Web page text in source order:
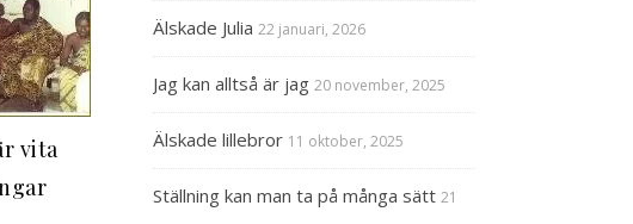
vita
Älskade Julia 22 januari, 2026
Jag kan alltså är jag 20 november, 2025
Älskade lillebror 11 oktober, 2025
Ställning kan man ta på många sätt 21